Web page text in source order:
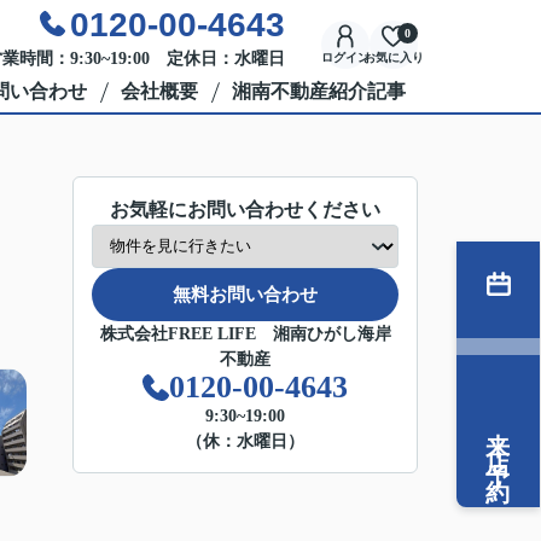
0120-00-4643
時間：9:30~19:00 定休日：水曜日 ログインお気に入り
0
い合わせ 会社概要 湘南不動産紹介記事
お気軽にお問い合わせください
無料お問い合わせ
株式会社FREE LIFE 湘南ひがし海岸
不動産
0120-00-4643
9:30~19:00
（休：水曜日）
来店予約